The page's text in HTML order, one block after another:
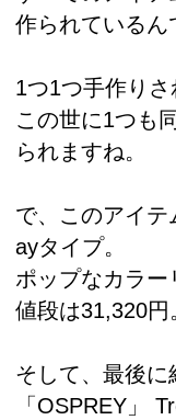
作られているん
1つ1つ手作りさ
この世に1つも
られますね。
で、このアイ
ayタイプ。
ポップなカラー
値段は31,320円
そして、最後に
「OSPREY」